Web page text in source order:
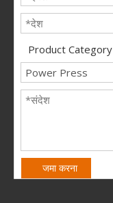
Product Category
जमा करना